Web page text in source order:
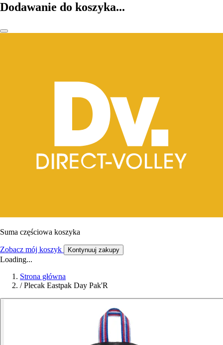
Dodawanie do koszyka...
Suma częściowa koszyka
Zobacz mój koszyk Kontynuuj zakupy
Loading...
Strona główna
/ Plecak Eastpak Day Pak'R